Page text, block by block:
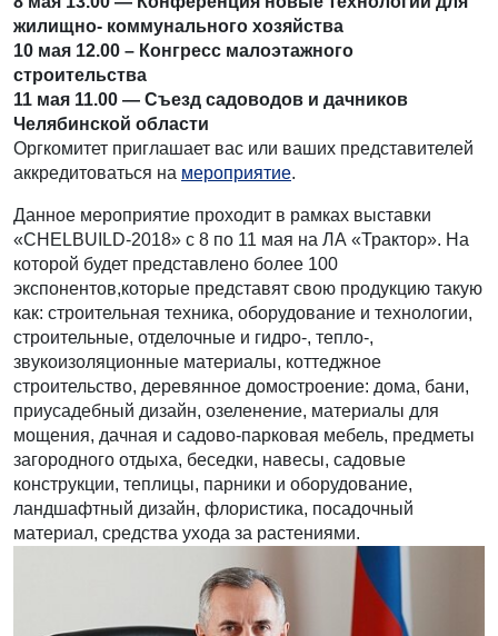
жилищно- коммунального хозяйства
10 мая 12.00 – Конгресс малоэтажного
строительства
11 мая 11.00 — Съезд садоводов и дачников
Челябинской области
Оргкомитет приглашает вас или ваших представителей
аккредитоваться на мероприятие.
Данное мероприятие проходит в рамках выставки
«CHELBUILD-2018» с 8 по 11 мая на ЛА «Трактор». На
которой будет представлено более 100
экспонентов,которые представят свою продукцию такую
как: строительная техника, оборудование и технологии,
строительные, отделочные и гидро-, тепло-,
звукоизоляционные материалы, коттеджное
строительство, деревянное домостроение: дома, бани,
приусадебный дизайн, озеленение, материалы для
мощения, дачная и садово-парковая мебель, предметы
загородного отдыха, беседки, навесы, садовые
конструкции, теплицы, парники и оборудование,
ландшафтный дизайн, флористика, посадочный
материал, средства ухода за растениями.